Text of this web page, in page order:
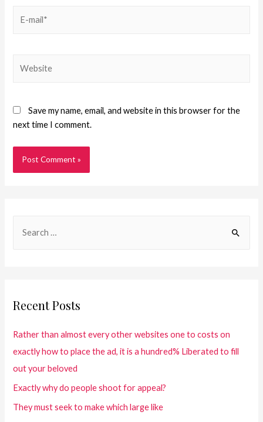
Save my name, email, and website in this browser for the
next time I comment.
Recent Posts
Rather than almost every other websites one to costs on
exactly how to place the ad, it is a hundred% Liberated to fill
out your beloved
Exactly why do people shoot for appeal?
They must seek to make which large like